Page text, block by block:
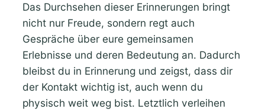
Das Durchsehen dieser Erinnerungen bringt
nicht nur Freude, sondern regt auch
Gespräche über eure gemeinsamen
Erlebnisse und deren Bedeutung an. Dadurch
bleibst du in Erinnerung und zeigst, dass dir
der Kontakt wichtig ist, auch wenn du
physisch weit weg bist. Letztlich verleihen